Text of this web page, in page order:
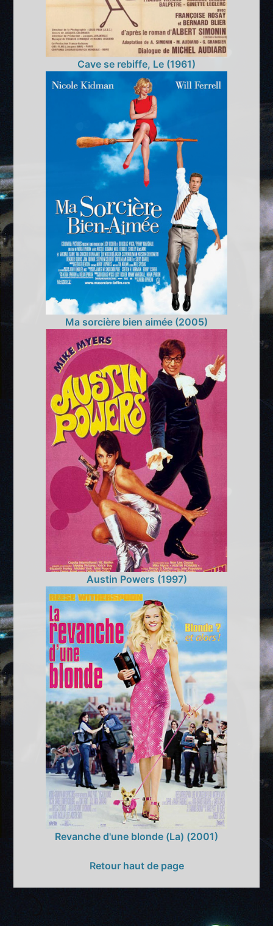
Cave se rebiffe, Le (1961)
Ma sorcière bien aimée (2005)
Austin Powers (1997)
Revanche d'une blonde (La) (2001)
Retour haut de page